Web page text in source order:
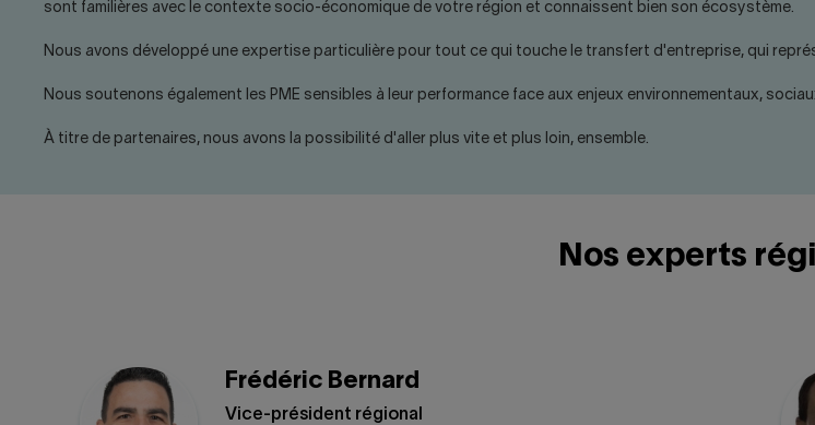
sont familières avec le contexte socio-économique de votre région et connaissent bien son écosystème.
Nous avons développé une expertise particulière pour tout ce qui touche le transfert d'entreprise, qui
Nous soutenons également les PME sensibles à leur performance face aux enjeux environnementaux,
À titre de partenaires, nous avons la possibilité d'aller plus vite et plus loin, ensemble.
Nos experts
Frédéric Bernard
Vice-président régional